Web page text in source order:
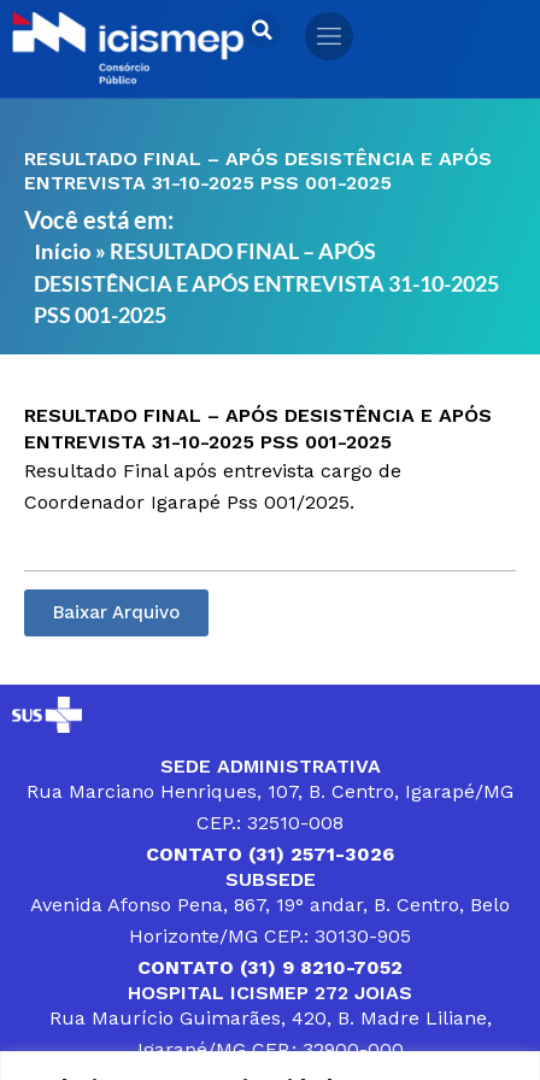
Ir
para
RESULTADO FINAL – APÓS DESISTÊNCIA E APÓS
ENTREVISTA 31-10-2025 PSS 001-2025
Você está em:
Início » RESULTADO FINAL – APÓS
DESISTÊNCIA E APÓS ENTREVISTA 31-10-2025
PSS 001-2025
RESULTADO FINAL – APÓS DESISTÊNCIA E APÓS
ENTREVISTA 31-10-2025 PSS 001-2025
Resultado Final após entrevista cargo de
Coordenador Igarapé Pss 001/2025.
Baixar Arquivo
SEDE ADMINISTRATIVA
Rua Marciano Henriques, 107, B. Centro, Igarapé/MG
CEP.: 32510-008
CONTATO (31) 2571-3026
SUBSEDE
Avenida Afonso Pena, 867, 19° andar, B. Centro, Belo
Horizonte/MG CEP.: 30130-905
CONTATO (31) 9 8210-7052
HOSPITAL ICISMEP 272 JOIAS
Rua Maurício Guimarães, 420, B. Madre Liliane,
Igarapé/MG CEP.: 32900-000